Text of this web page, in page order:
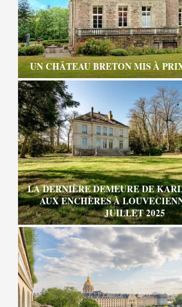
UN CHÂTEAU BRETON MIS À
LA DERNIÈRE DEMEURE DE
AUX ENCHÈRES À
JUILLET 2025